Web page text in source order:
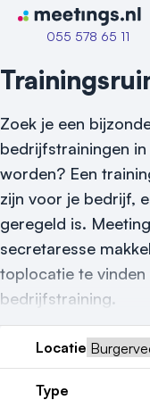
Naar home van
055 578 65 11
Zoek je een
bedrijfstrainingen
worden? Een
zijn voor je bedrijf,
geregeld is.
secretaresse
toplocatie te
bedrijfstraining.
Locatie
Type